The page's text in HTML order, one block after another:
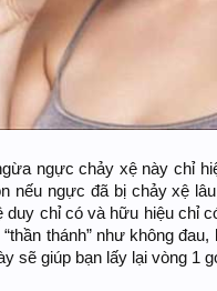
ngực chảy xệ này chỉ
nếu ngực đã bị chảy xệ
chỉ có và hữu hiệu chỉ
thánh” như không
sẽ giúp bạn lấy lại vòng 1